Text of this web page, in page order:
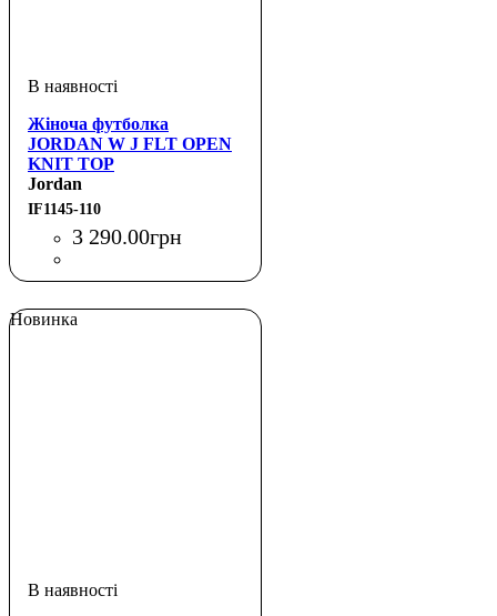
Жіноча футболка
JORDAN W J FLT OPEN
KNIT TOP
Jordan
IF1145-110
3 290.00грн
Новинка